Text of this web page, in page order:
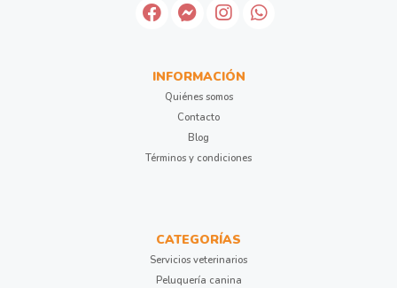
INFORMACIÓN
Quiénes somos
Contacto
Blog
Términos y condiciones
CATEGORÍAS
Servicios veterinarios
Peluquería canina